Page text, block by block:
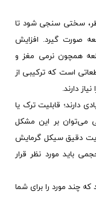
سختی ‌سنجی شود تا
صورت گیرد. افزایش
همچون نرمی مغز و
است که ترکیبی از
دارند.
قابلیت ترک یا
بر این مشکل
دقیق سیکل گرمایش
باید مورد نظر قرار
چند مورد را برای شما